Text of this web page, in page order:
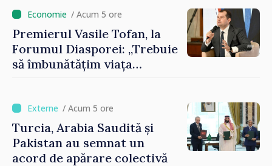
imaginii Republicii Moldova”
/ Acum 5 ore
Premierul Vasile Tofan, la
Forumul Diasporei: „Trebuie
să îmbunătățim viața
/ Acum 5 ore
Turcia, Arabia Saudită și
Pakistan au semnat un
acord de apărare colectivă